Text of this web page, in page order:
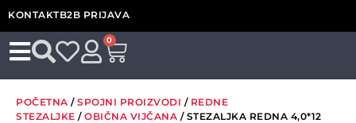
KONTAKTB2B PRIJAVA
0
POČETNA / SPOJNI PROIZVODI / REDNE
STEZALJKE / OBIČNA VIJČANA / STEZALJKA REDNA 4,0*12